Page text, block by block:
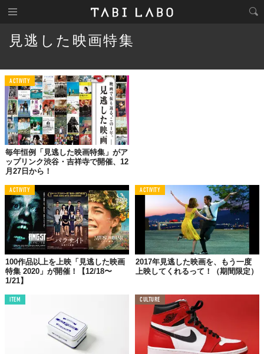
見逃した映画特集
ACTIVITY
毎年恒例「見逃した映画特集」がア
ップリンク渋谷・吉祥寺で開催、12
月27日から！
ACTIVITY
100作品以上を上映「見逃した映画
特集 2020」が開催！【12/18〜
1/21】
ACTIVITY
2017年見逃した映画を、もう一度
上映してくれるって！（期間限定）
ITEM CULTURE